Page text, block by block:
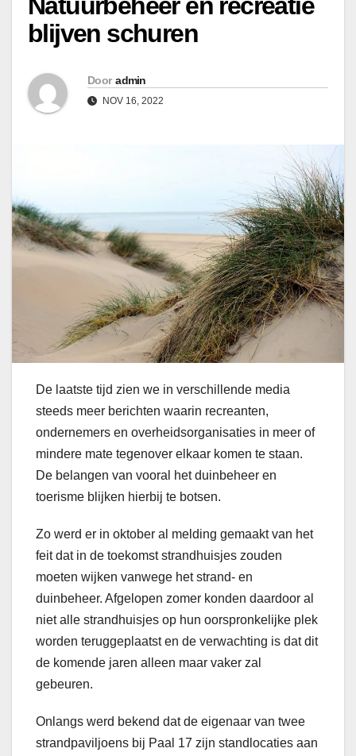
blijven schuren
Door admin
NOV 16, 2022
De laatste tijd zien we in verschillende media
steeds meer berichten waarin recreanten,
ondernemers en overheidsorganisaties in meer of
mindere mate tegenover elkaar komen te staan.
De belangen van vooral het duinbeheer en
toerisme blijken hierbij te botsen.
Zo werd er in oktober al melding gemaakt van het
feit dat in de toekomst strandhuisjes zouden
moeten wijken vanwege het strand- en
duinbeheer. Afgelopen zomer konden daardoor al
niet alle strandhuisjes op hun oorspronkelijke plek
worden teruggeplaatst en de verwachting is dat dit
de komende jaren alleen maar vaker zal
gebeuren.
Onlangs werd bekend dat de eigenaar van twee
strandpaviljoens bij Paal 17 zijn standlocaties aan